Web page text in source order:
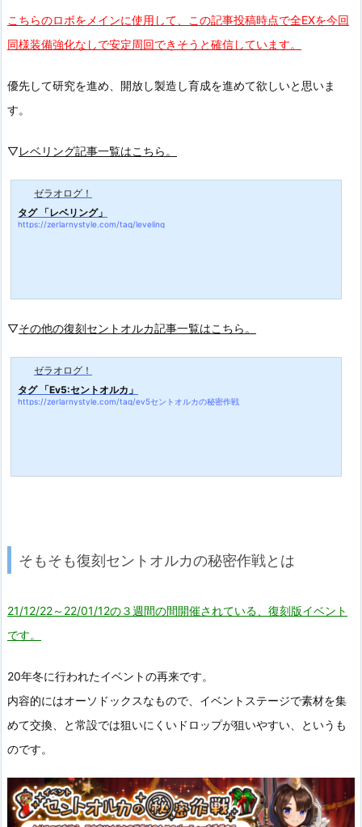
こちらのロボをメインに使用して、この記事投稿時点で全EXを今回
同様装備強化なしで安定周回できそうと確信しています。
優先して研究を進め、開放し製造し育成を進めて欲しいと思いま
す。
▽レベリング記事一覧はこちら。
ゼラオログ！
タグ 「レベリング」
https://zerlarnystyle.com/tag/leveling
▽その他の復刻セントオルカ記事一覧はこちら。
ゼラオログ！
タグ 「Ev5:セントオルカ」
https://zerlarnystyle.com/tag/ev5セントオルカの秘密作戦
そもそも復刻セントオルカの秘密作戦とは
21/12/22～22/01/12の３週間の間開催されている、復刻版イベント
です。
20年冬に行われたイベントの再来です。
内容的にはオーソドックスなもので、イベントステージで素材を集
めて交換、と常設では狙いにくいドロップが狙いやすい、というも
のです。